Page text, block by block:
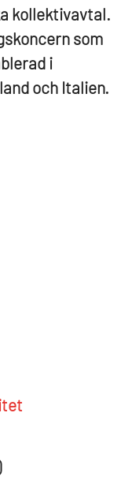
kollektivavtal.
som
i
och Italien.